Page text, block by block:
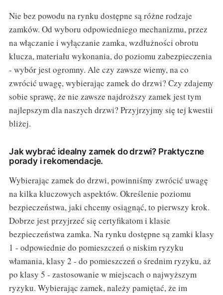
Nie bez powodu na rynku dostępne są różne rodzaje
zamków. Od wyboru odpowiedniego mechanizmu, przez
na włączanie i wyłączanie zamka, wzdłużności obrotu
klucza, materiału wykonania, do poziomu zabezpieczenia
- wybór jest ogromny. Ale czy zawsze wiemy, na co
zwrócić uwagę, wybierając zamek do drzwi? Czy zdajemy
sobie sprawę, że nie zawsze najdroższy zamek jest tym
najlepszym dla naszych drzwi? Przyjrzyjmy się tej kwestii
bliżej.
Jak wybrać idealny zamek do drzwi? Praktyczne
porady i rekomendacje.
Wybierając zamek do drzwi, powinniśmy zwrócić uwagę
na kilka kluczowych aspektów. Określenie poziomu
bezpieczeństwa, jaki chcemy osiągnąć, to pierwszy krok.
Dobrze jest przyjrzeć się certyfikatom i klasie
bezpieczeństwa zamka. Na rynku dostępne są zamki klasy
1 - odpowiednie do pomieszczeń o niskim ryzyku
włamania, klasy 2 - do pomieszczeń o średnim ryzyku, aż
po klasy 5 - zastosowanie w miejscach o najwyższym
ryzyku. Wybierając zamek, należy pamiętać, że im